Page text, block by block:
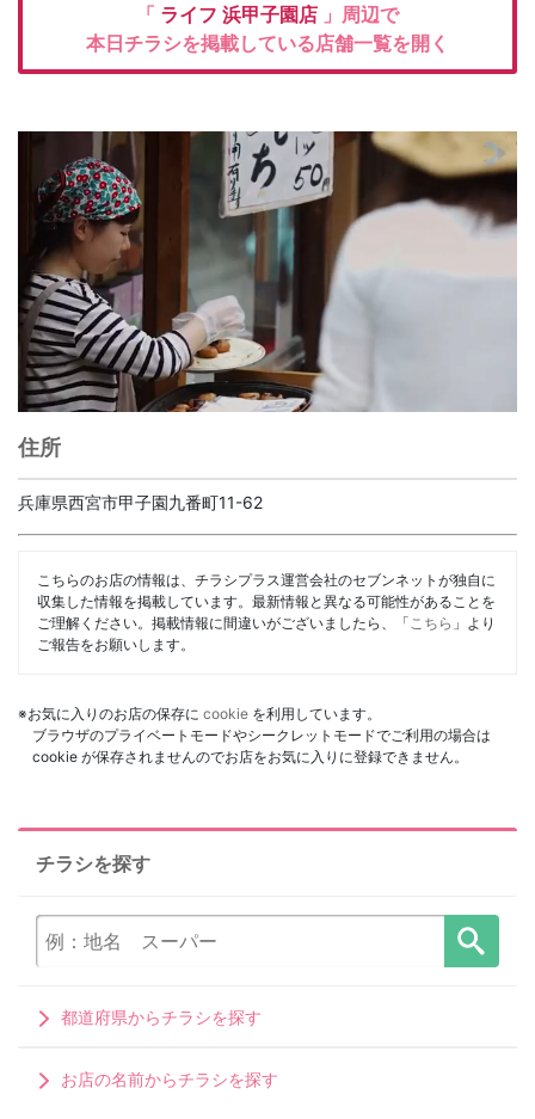
「 ライフ 浜甲子園店 」周辺で
本日チラシを掲載している店舗一覧を開く
住所
兵庫県西宮市甲子園九番町11-62
こちらのお店の情報は、チラシプラス運営会社のセブンネットが独自に
収集した情報を掲載しています。最新情報と異なる可能性があることを
ご理解ください。掲載情報に間違いがございましたら、「 こちら 」より
ご報告をお願いします。
※お気に入りのお店の保存に cookie を利用しています。
ブラウザのプライベートモードやシークレットモードでご利用の場合は
cookie が保存されませんのでお店をお気に入りに登録できません。
チラシを探す
都道府県からチラシを探す
お店の名前からチラシを探す